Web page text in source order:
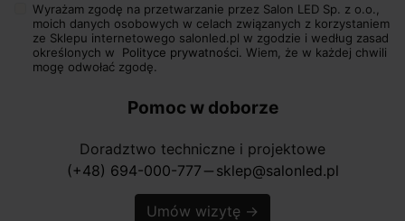
Wyrażam zgodę na przetwarzanie przez Salon LED Sp. z o.o.,
moich danych osobowych w celach związanych z korzystaniem
ze Sklepu internetowego salonled.pl w zgodzie i według zasad
określonych w Polityce prywatności. Wiem, że w każdej chwili
mogę odwołać zgodę.
Pomoc w doborze
Doradztwo techniczne i projektowe
(+48) 694-000-777 horizontal_rule sklep@salonled.pl
Umów wizytę →